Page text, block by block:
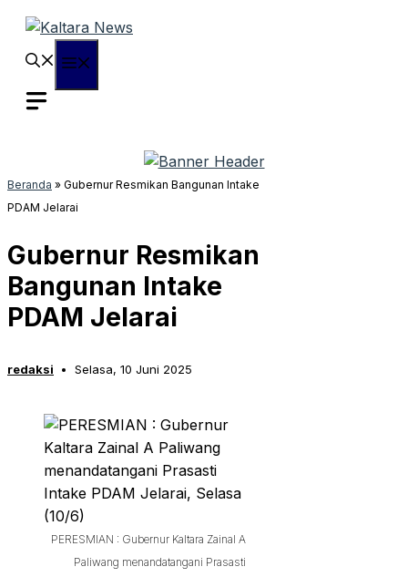
Langsung
Beranda » Gubernur Resmikan Bangunan Intake
PDAM Jelarai
Gubernur Resmikan
Bangunan Intake
PDAM Jelarai
redaksi Selasa, 10 Juni 2025
PERESMIAN : Gubernur Kaltara Zainal A
Paliwang menandatangani Prasasti